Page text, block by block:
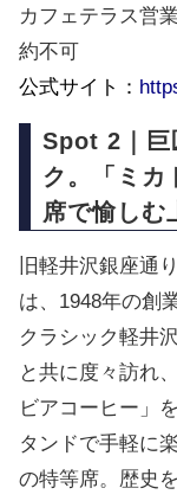
カフェテラス営
約不可
公式サイト：
Spot 2｜巨
ク。「ミカ
席で愉しむ
旧軽井沢銀座通
は、1948年の創
クラシック軽井
と共に度々訪れ
ビアコーヒー」
タンドで手軽に
の特等席。歴史